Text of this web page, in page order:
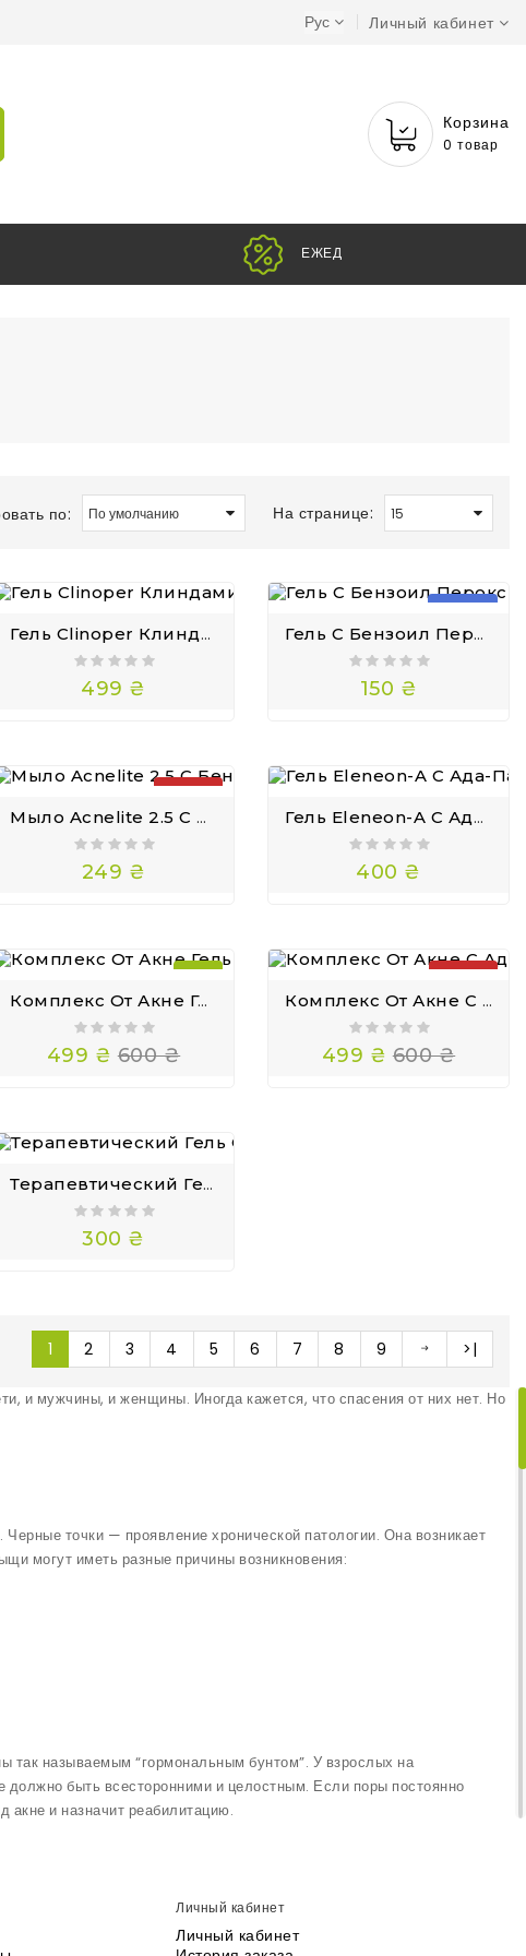
Рус Личный кабинет
Корзина
0 товар
Е
по: На странице:
Гель Clinoper Клиндамицин 1 И Бензоил Пероксид 5 Benzoxin Дуак 25г
499 ₴
НОВИНКА
Гель С Бензоил Пероксидом Для Проблемной Кожи Benzoster Benzoyl Peroxide 2.5% Gel Alister 30 Г
150 ₴
ПРОДАНО
Мыло Acnelite 2.5 С Бензоил Пероксидом Perolite
249 ₴
Гель Eleneon-A С Ада-Пале-Ном Для Очищения Кожи 20 Г
400 ₴
— 17%
Комплекс От Акне Гель С Адапа-Леном И Трети-Ноином 0.025 Eleneon
499 ₴ 600 ₴
ПРОДАНО
— 17%
Комплекс От Акне С Адапа-Леном Eleneon-A И Трети-Ноином Eleneon Max
499 ₴ 600 ₴
Терапевтический Гель От Акне Перекись Бензоила Perolite 5 Gel 30г С Дозатором
300 ₴
1 2 3 4 5 6 7 8 9 >|
и мужчины, и женщины. Иногда кажется, что спасения от них нет. Но
точки — проявление хронической патологии. Она возникает
могут иметь разные причины возникновения:
так называемым “гормональным бунтом”. У взрослых на
быть всесторонними и целостным. Если поры постоянно
акне и назначит реабилитацию.
Личный кабинет
Личный кабинет